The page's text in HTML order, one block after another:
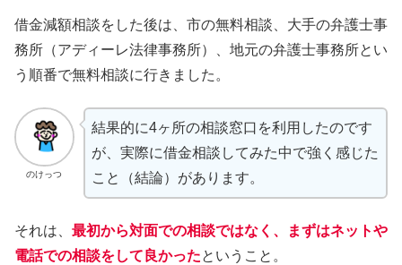
借金減額相談をした後は、市の無料相談、大手の弁護士事
務所（アディーレ法律事務所）、地元の弁護士事務所とい
う順番で無料相談に行きました。
のけっつ
結果的に4ヶ所の相談窓口を利用したのです
が、実際に借金相談してみた中で強く感じた
こと（結論）があります。
それは、 最初から対面での相談ではなく、まずはネットや
電話での相談をして良かったということ。